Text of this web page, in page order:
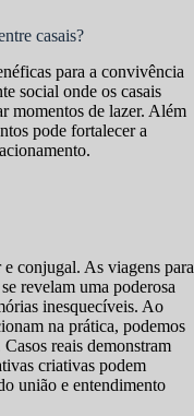
casais?
para a convivência
social onde os casais
momentos de lazer. Além
pode fortalecer a
conjugal. As viagens para
revelam uma poderosa
inesquecíveis. Ao
na prática, podemos
reais demonstram
criativas podem
união e entendimento